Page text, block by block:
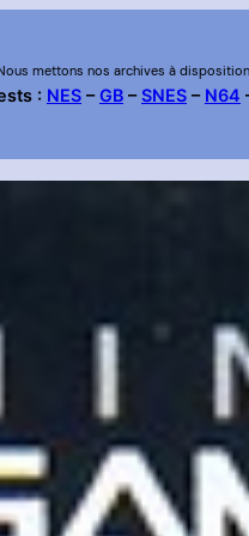
mettons nos archives à
: NES–GB–SNES– N64